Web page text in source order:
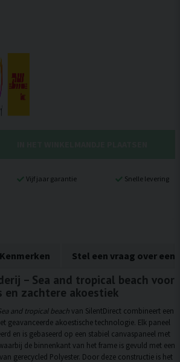
Vijf jaar garantie Snelle levering
Kenmerken Stel een vraag over een
– Sea and tropical beach voor
en zachtere akoestiek
and tropical beachvan SilentDirect combineert een
geavanceerde akoestische technologie. Elk paneel
en is gebaseerd op een stabiel canvaspaneel met
de binnenkant van het frame is gevuld met een
gerecycled Polyester. Door deze constructie is het